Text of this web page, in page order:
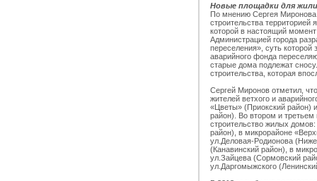
Новые площадки для
По мнению Сергея
строительства территорией
которой в настоящий
Администрацией города
переселения», суть которой
аварийного фонда
старые дома подлежат
строительства, которая
Сергей Миронов отметил,
жителей ветхого и
«Цветы» (Приокский район)
район). Во втором и третьем
строительство жилых
район), в микрорайоне
ул.Деловая-Родионова
(Канавинский район), в
ул.Зайцева (Сормовский
ул.Даргомыжского